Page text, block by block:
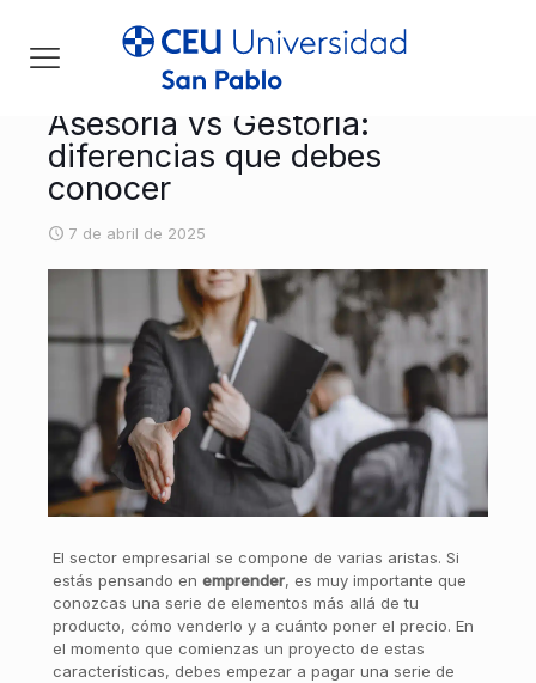
Asesoría vs Gestoría:
diferencias que debes
conocer
7 de abril de 2025
El sector empresarial se compone de varias aristas. Si
estás pensando en emprender, es muy importante que
conozcas una serie de elementos más allá de tu
producto, cómo venderlo y a cuánto poner el precio. En
el momento que comienzas un proyecto de estas
características, debes empezar a pagar una serie de